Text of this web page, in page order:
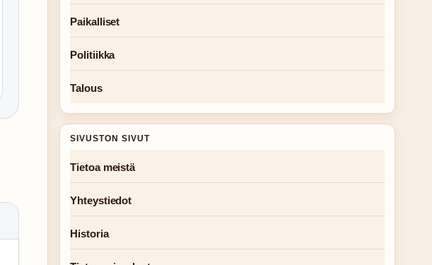
Paikalliset
Politiikka
Talous
SIVUSTON SIVUT
Tietoa meistä
Yhteystiedot
Historia